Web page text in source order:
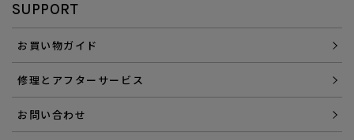
SUPPORT
お買い物ガイド
修理とアフターサービス
お問い合わせ